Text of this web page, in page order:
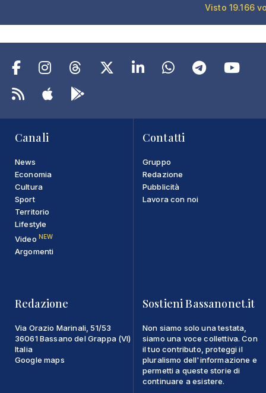
Visto 19.166
Canali
News
Economia
Cultura
Sport
Territorio
Lifestyle
Video NEW
Argomenti
Contatti
Gruppo
Redazione
Pubblicità
Lavora con noi
Redazione
Via Orazio Marinali, 51/53
36061 Bassano del Grappa (VI)
Italia
Google maps
Sostieni Bassanonet.it
Non siamo solo una testata,
siamo una voce collettiva. Con
il tuo contributo, proteggi il
pluralismo dell'informazione e
permetti a queste storie di
continuare a esistere.